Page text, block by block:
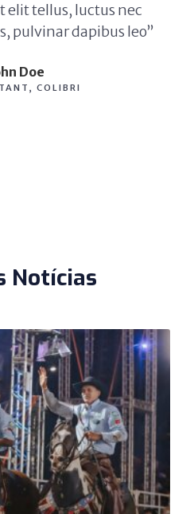
elit tellus, luctus nec
pulvinar dapibus leo”
Doe
COLIBRI
Notícias